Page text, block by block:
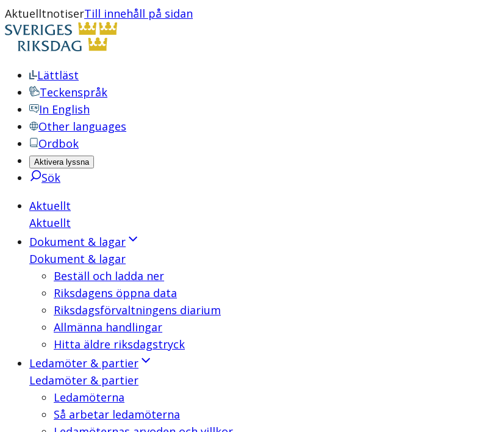
AktuelltnotiserTill innehåll på sidan
Lättläst
Teckenspråk
In English
Other languages
Ordbok
Aktivera lyssna
Sök
Aktuellt
Aktuellt
Dokument & lagar
Dokument & lagar
Beställ och ladda ner
Riksdagens öppna data
Riksdagsförvaltningens diarium
Allmänna handlingar
Hitta äldre riksdagstryck
Ledamöter & partier
Ledamöter & partier
Ledamöterna
Så arbetar ledamöterna